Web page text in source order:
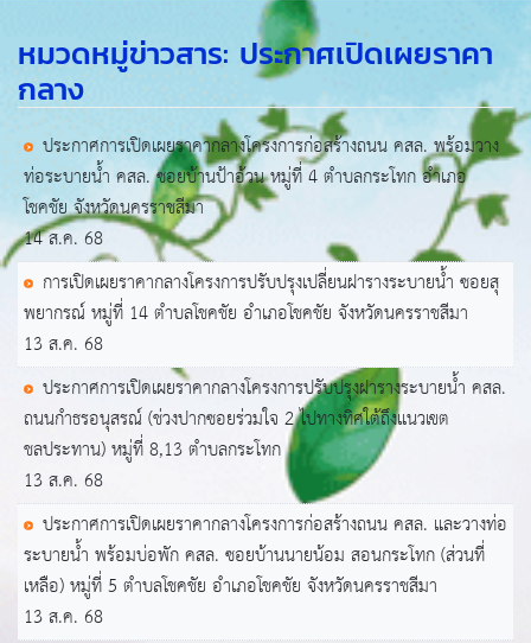
หมวดหมู่ข่าวสาร: ประกาศเปิดเผยราคา
กลาง
ประกาศการเปิดเผยราคากลางโครงการก่อสร้างถนน คสล. พร้อมวาง
ท่อระบายน้ำ คสล. ซอยบ้านป้าอ้วน หมู่ที่ 4 ตำบลกระโทก อำเภอ
โชคชัย จังหวัดนครราชสีมา
14 ส.ค. 68
การเปิดเผยราคากลางโครงการปรับปรุงเปลี่ยนฝารางระบายน้ำ ซอยสุ
พยากรณ์ หมู่ที่ 14 ตำบลโชคชัย อำเภอโชคชัย จังหวัดนครราชสีมา
13 ส.ค. 68
ประกาศการเปิดเผยราคากลางโครงการปรับปรุงฝารางระบายน้ำ คสล.
ถนนกำธรอนุสรณ์ (ช่วงปากซอยร่วมใจ 2 ไปทางทิศใต้ถึงแนวเขต
ชลประทาน) หมู่ที่ 8,13 ตำบลกระโทก
13 ส.ค. 68
ประกาศการเปิดเผยราคากลางโครงการก่อสร้างถนน คสล. และวางท่อ
ระบายน้ำ พร้อมบ่อพัก คสล. ซอยบ้านนายน้อม สอนกระโทก (ส่วนที่
เหลือ) หมู่ที่ 5 ตำบลโชคชัย อำเภอโชคชัย จังหวัดนครราชสีมา
13 ส.ค. 68